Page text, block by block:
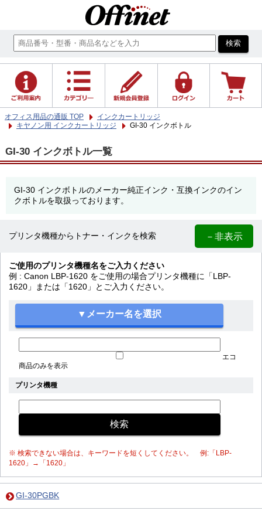
オフィス用品の通販 TOP
インクカートリッジ
キヤノン用 インクカートリッジ
GI-30 インクボトル
GI-30 インクボトル一覧
GI-30 インクボトルのメーカー純正インク・互換インクのイン
クボトルを取扱っております。
プリンタ機種からトナー・インクを検索 －非表示
ご使用のプリンタ機種名をご入力ください
例 : Canon LBP-1620 をご使用の場合プリンタ機種に「LBP-
1620」または「1620」とご入力ください。
エコ
商品のみを表示
プリンタ機種
※ 検索できない場合は、キーワードを短くしてください。 例:「LBP-
1620」→「1620」
GI-30PGBK